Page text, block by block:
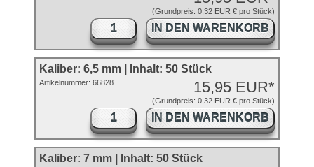
(Grundpreis: 0,32 EUR € pro Stück)
IN DEN WARENKORB
Kaliber: 6,5 mm | Inhalt: 50 Stück
15,95 EUR*
(Grundpreis: 0,32 EUR € pro Stück)
Artikelnummer: 66828
IN DEN WARENKORB
Kaliber: 7 mm | Inhalt: 50 Stück